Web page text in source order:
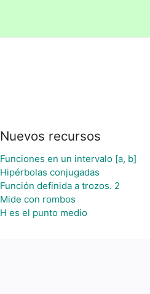
Nuevos recursos
Funciones en un intervalo [a, b]
Hipérbolas conjugadas
Función definida a trozos. 2
Mide con rombos
H es el punto medio